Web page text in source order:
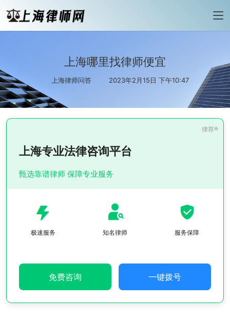
上海哪里找律师便宜
上海律师问答 2023年2月15日 下午10:47
上海专业法律咨询平台
甄选靠谱律师 保障专业服务
极速服务 知名律师 服务保障
免费咨询 一键拨号